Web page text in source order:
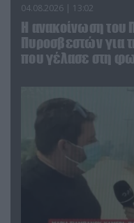
04.08.2026 | 13:02
Η ανακοίνωση του
Πυροσβεστών για
που γέλασε στη